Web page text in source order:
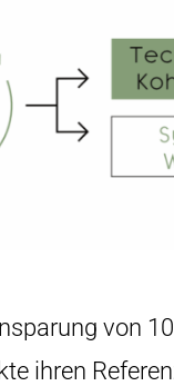
von
ihren